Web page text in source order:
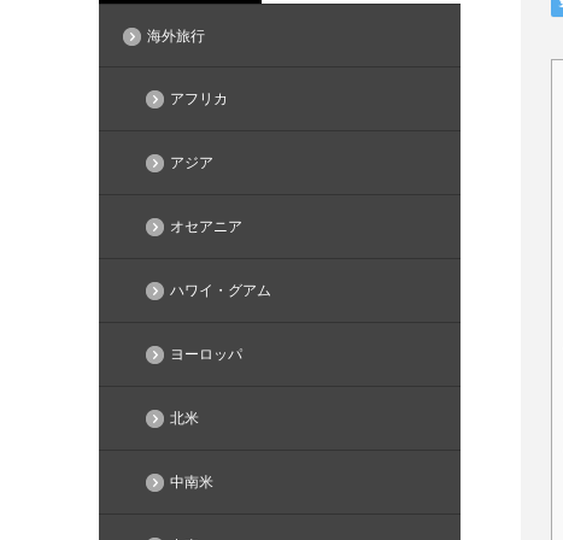
海外旅行
アフリカ
アジア
オセアニア
ハワイ・グアム
ヨーロッパ
北米
中南米